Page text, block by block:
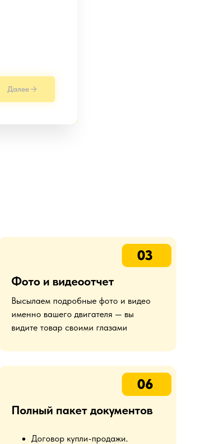
Далее
Высылаем подробные фото и видео
именно вашего двигателя — вы
видите товар своими глазами
Фото и видеоотчет
03
Договор купли-продажи.
Полный пакет документов
06